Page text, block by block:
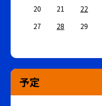
20
21 22
27
28 29
予定